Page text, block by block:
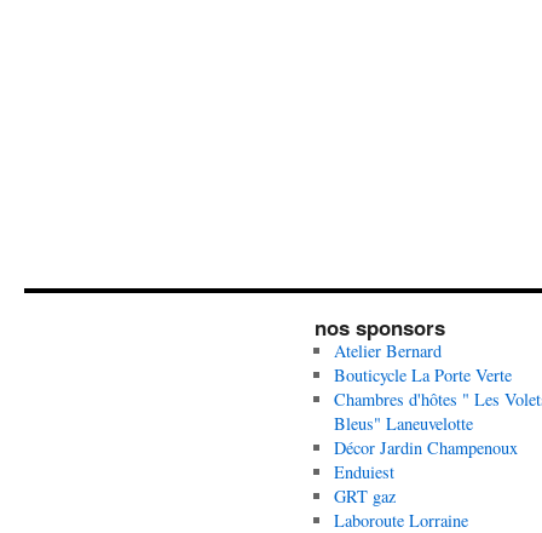
nos sponsors
Atelier Bernard
Bouticycle La Porte Verte
Chambres d'hôtes " Les
Bleus" Laneuvelotte
Décor Jardin Champenoux
Enduiest
GRT gaz
Laboroute Lorraine